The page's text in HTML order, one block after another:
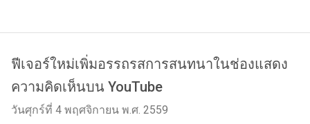
ฟีเจอร์ใหม่เพิ่มอรรถรสการสนทนาในช่องแสดง
ความคิดเห็นบน YouTube
วันศุกร์ที่ 4 พฤศจิกายน พ.ศ. 2559